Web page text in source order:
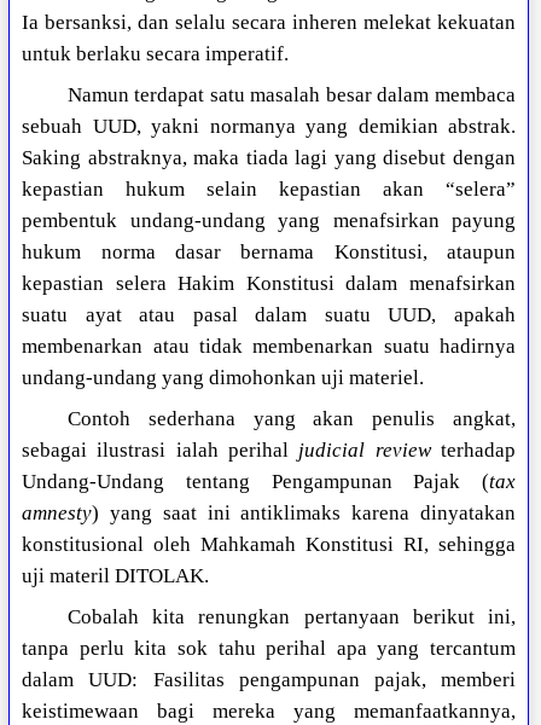
Ia bersanksi, dan selalu secara inheren melekat kekuatan
untuk berlaku secara imperatif.
Namun terdapat satu masalah besar dalam membaca
sebuah UUD, yakni normanya yang demikian abstrak.
Saking abstraknya, maka tiada lagi yang disebut dengan
kepastian hukum selain kepastian akan “selera”
pembentuk undang-undang yang menafsirkan payung
hukum norma dasar bernama Konstitusi, ataupun
kepastian selera Hakim Konstitusi dalam menafsirkan
suatu ayat atau pasal dalam suatu UUD, apakah
membenarkan atau tidak membenarkan suatu hadirnya
undang-undang yang dimohonkan uji materiel.
Contoh sederhana yang akan penulis angkat,
sebagai ilustrasi ialah perihal judicial reviewterhadap
Undang-Undang tentang Pengampunan Pajak (tax
amnesty) yang saat ini antiklimaks karena dinyatakan
konstitusional oleh Mahkamah Konstitusi RI, sehingga
uji materil DITOLAK.
Cobalah kita renungkan pertanyaan berikut ini,
tanpa perlu kita sok tahu perihal apa yang tercantum
dalam UUD: Fasilitas pengampunan pajak, memberi
keistimewaan bagi mereka yang memanfaatkannya,